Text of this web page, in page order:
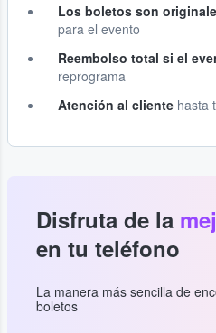
Los boletos son
para el evento
Reembolso total si el
reprograma
Atención al cliente hasta
Disfruta de la
en tu teléfono
La manera más sencilla de
boletos